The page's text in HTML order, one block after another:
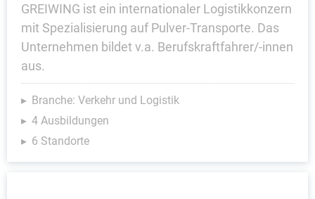
GREIWING ist ein internationaler Logistikkonzern
mit Spezialisierung auf Pulver-Transporte. Das
Unternehmen bildet v.a. Berufskraftfahrer/-innen
aus.
Branche: Verkehr und Logistik
4 Ausbildungen
6 Standorte